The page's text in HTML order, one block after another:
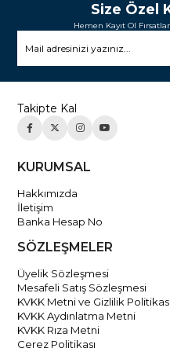
Size Özel
Hemen Kayıt Ol
Takipte Kal
KURUMSAL
Hakkımızda
İletişim
Banka Hesap No
SÖZLEŞMELER
Üyelik Sözleşmesi
Mesafeli Satış Sözleşmesi
KVKK Metni ve Gizlilik Politikası
KVKK Aydınlatma Metni
KVKK Rıza Metni
Çerez Politikası